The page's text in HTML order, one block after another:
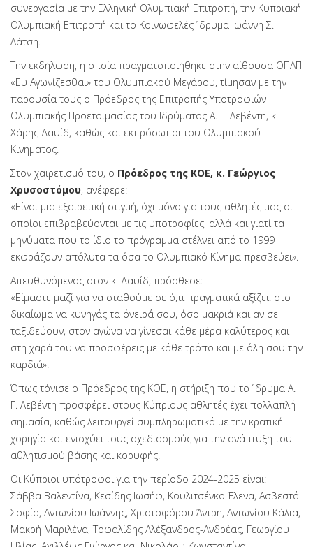
συνεργασία με την Ελληνική Ολυμπιακή Επιτροπή, την Κυπριακή
Ολυμπιακή Επιτροπή και το Κοινωφελές Ίδρυμα Ιωάννη Σ.
Λάτση.
Την εκδήλωση, η οποία πραγματοποιήθηκε στην αίθουσα ΟΠΑΠ
«Ευ Αγωνίζεσθαι» του Ολυμπιακού Μεγάρου, τίμησαν με την
παρουσία τους ο Πρόεδρος της Επιτροπής Υποτροφιών
Ολυμπιακής Προετοιμασίας του Ιδρύματος Α. Γ. Λεβέντη, κ.
Χάρης Δαυίδ, καθώς και εκπρόσωποι του Ολυμπιακού
Κινήματος.
Στον χαιρετισμό του, ο Πρόεδρος της ΚΟΕ, κ. Γεώργιος
Χρυσοστόμου, ανέφερε:
«Είναι μια εξαιρετική στιγμή, όχι μόνο για τους αθλητές μας οι
οποίοι επιβραβεύονται με τις υποτροφίες, αλλά και γιατί τα
μηνύματα που το ίδιο το πρόγραμμα στέλνει από το 1999
εκφράζουν απόλυτα τα όσα το Ολυμπιακό Κίνημα πρεσβεύει».
Απευθυνόμενος στον κ. Δαυίδ, πρόσθεσε:
«Είμαστε μαζί για να σταθούμε σε ό,τι πραγματικά αξίζει: στο
δικαίωμα να κυνηγάς τα όνειρά σου, όσο μακριά και αν σε
ταξιδεύουν, στον αγώνα να γίνεσαι κάθε μέρα καλύτερος και
στη χαρά του να προσφέρεις με κάθε τρόπο και με όλη σου την
καρδιά».
Όπως τόνισε ο Πρόεδρος της ΚΟΕ, η στήριξη που το Ίδρυμα Α.
Γ. Λεβέντη προσφέρει στους Κύπριους αθλητές έχει πολλαπλή
σημασία, καθώς λειτουργεί συμπληρωματικά με την κρατική
χορηγία και ενισχύει τους σχεδιασμούς για την ανάπτυξη του
αθλητισμού βάσης και κορυφής.
Οι Κύπριοι υπότροφοι για την περίοδο 2024-2025 είναι:
Σάββα Βαλεντίνα, Κεσίδης Ιωσήφ, Κουλιτσένκο Έλενα, Ασβεστά
Σοφία, Αντωνίου Ιωάννης, Χριστοφόρου Άντρη, Αντωνίου Κάλια,
Μακρή Μαριλένα, Τοφαλίδης Αλέξανδρος-Ανδρέας, Γεωργίου